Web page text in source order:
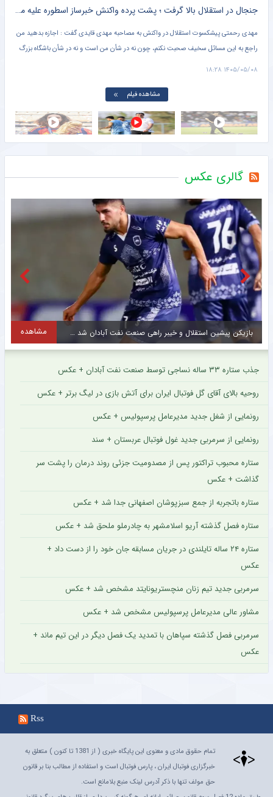
جنجال در استقلال بالا گرفت ؛ پشت پرده واکنش خبرساز اسطوره علیه مهدی قایدی + کلیپ پربازدید
مهدی رحمتی پیشکسوت استقلال در واکنش به مصاحبه مهدی قایدی گفت : اجازه بدهید من
راجع به این مسائل سخیف صحبت نکنم، چون نه در شأن من است و نه در شأن باشگاه بزرگ
۱۴۰۵/۰۵/۰۸ ۱۸:۲۸
مشاهده فیلم
گالری عکس
بازیکن پیشین استقلال و خیبر راهی صنعت نفت آبادان شد + عکس مشاهده
جذب ستاره ۳۳ ساله نساجی توسط صنعت نفت آبادان + عکس
روحیه بالای آقای گل فوتبال ایران برای آتش بازی در لیگ برتر + عکس
رونمایی از شغل جدید مدیرعامل پرسپولیس + عکس
رونمایی از سرمربی جدید غول فوتبال عربستان + سند
ستاره محبوب تراکتور پس از مصدومیت جزئی روند درمان را پشت سر
گذاشت + عکس
ستاره باتجربه از جمع سبزپوشان اصفهانی جدا شد + عکس
ستاره فصل گذشته آریو اسلامشهر به چادرملو ملحق شد + عکس
ستاره ۲۴ ساله تایلندی در جریان مسابقه جان خود را از دست داد +
عکس
سرمربی جدید تیم زنان منچستریونایتد مشخص شد + عکس
مشاور عالی مدیرعامل پرسپولیس مشخص شد + عکس
سرمربی فصل گذشته سپاهان با تمدید یک فصل دیگر در این تیم ماند +
عکس
Rss
تمام حقوق مادی و معنوی این پایگاه خبری ( از 1381 تا کنون ) متعلق به
خبرگزاری فوتبال ایران ، پارس فوتبال است و استفاده از مطالب بنا بر قانون
حق مولف تنها با ذکر آدرس لینک منبع بلامانع است.